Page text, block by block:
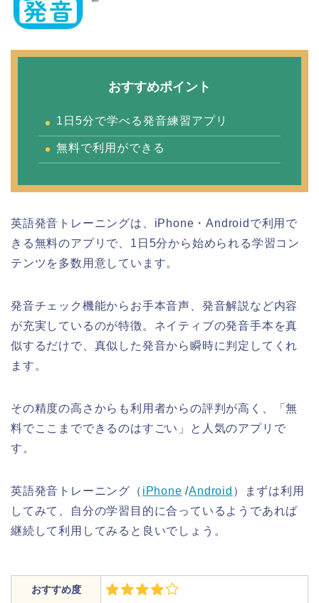
おすすめポイント
1日5分で学べる発音練習アプリ
無料で利用ができる
英語発音トレーニングは、iPhone・Androidで利用で
きる無料のアプリで、1日5分から始められる学習コン
テンツを多数用意しています。
発音チェック機能からお手本音声、発音解説など内容
が充実しているのが特徴。ネイティブの発音手本を真
似するだけで、真似した発音から瞬時に判定してくれ
ます。
その精度の高さからも利用者からの評判が高く、「無
料でここまでできるのはすごい」と人気のアプリで
す。
英語発音トレーニング（ iPhone /Android ）まずは利用
してみて、自分の学習目的に合っているようであれば
継続して利用してみると良いでしょう。
おすすめ度